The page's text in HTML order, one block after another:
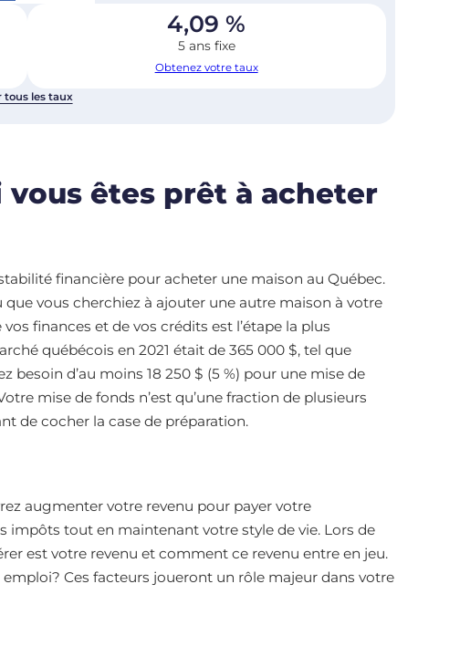
4,09 %
5 ans fixe
Obtenez votre taux
tous les taux
vous êtes prêt à acheter
financière pour acheter une maison au Québec.
vous cherchiez à ajouter une autre maison à votre
finances et de vos crédits est l’étape la plus
québécois en 2021 était de 365 000 $, tel que
besoin d’au moins 18 250 $ (5 %) pour une mise de
mise de fonds n’est qu’une fraction de plusieurs
de cocher la case de préparation.
augmenter votre revenu pour payer votre
impôts tout en maintenant votre style de vie. Lors de
est votre revenu et comment ce revenu entre en jeu.
Ces facteurs joueront un rôle majeur dans votre